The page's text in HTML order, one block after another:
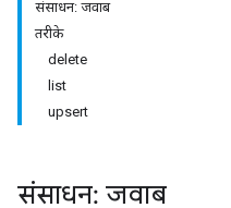
संसाधन: जवाब
तरीके
delete
list
upsert
संसाधन: जवाब